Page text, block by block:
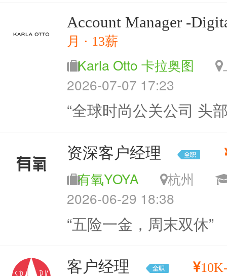
Account Manager -
月 · 13薪
Karla Otto 卡拉奥图
2026-07-07 17:23
“全球时尚公关公司 头
资深客户经理
有氧YOYA 杭州
2026-06-29 18:38
“五险一金，周末双休”
客户经理